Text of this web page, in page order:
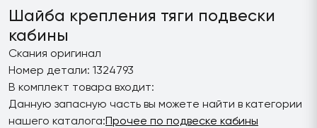
Шайба крепления тяги подвески
кабины
Скания оригинал
Номер детали: 1324793
В комплект товара входит:
Данную запасную часть вы можете найти в категории
нашего каталога:Прочее по подвеске кабины